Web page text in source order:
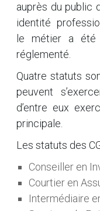
auprès du public
identité
le métier a
réglementé.
Quatre statuts
peuvent
d’entre eux
principale.
Les statuts des
Conseiller en
Courtier en
Intermédiaire